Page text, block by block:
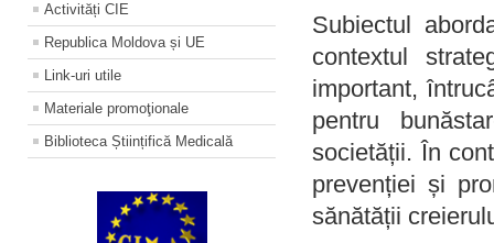
Activități CIE
Republica Moldova și UE
Link-uri utile
Materiale promoţionale
Biblioteca Științifică Medicală
Subiectul
contextul
important,
pentru
societății. În
prevenției și
sănătății